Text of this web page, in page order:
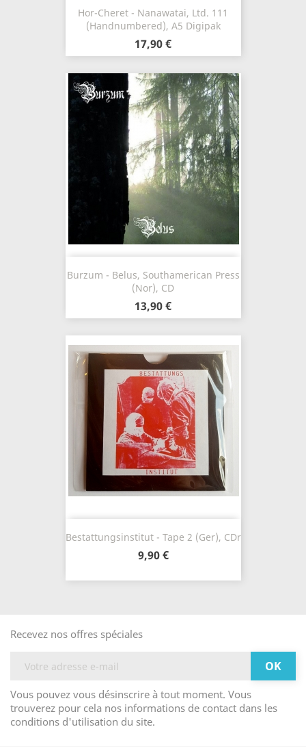
Hor-Cheret - Nanawatai, Ltd. 111
(Handnumbered), A5 Digipak
17,90 €
Burzum - Belus, Southamerican Press
(Nor), CD
13,90 €
Bestattungsinstitut - Tape 2 (Ger), CDr
9,90 €
Recevez nos offres spéciales
Vous pouvez vous désinscrire à tout moment. Vous
trouverez pour cela nos informations de contact dans les
conditions d'utilisation du site.